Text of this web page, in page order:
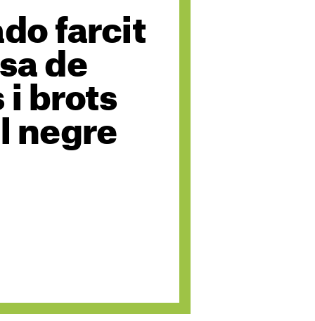
farcit
de
i brots
negre